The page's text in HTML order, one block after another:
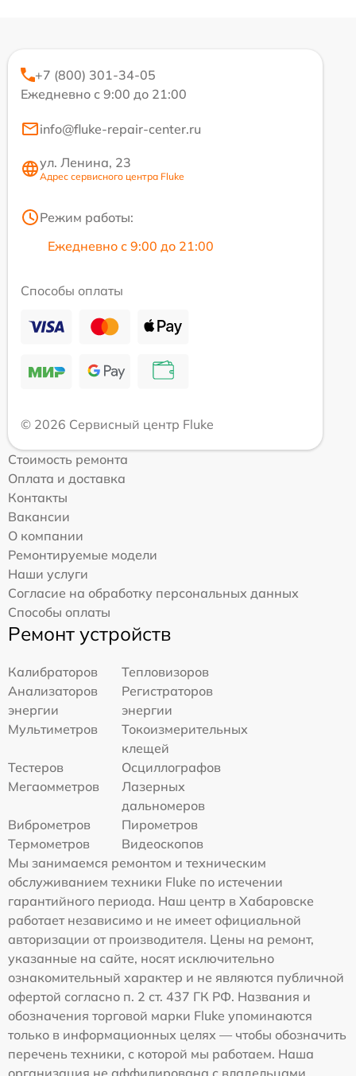
+7 (800) 301-34-05
Ежедневно с 9:00 до 21:00
info@fluke-repair-center.ru
ул. Ленина, 23
Адрес сервисного центра Fluke
Режим работы:
Ежедневно с 9:00 до 21:00
Способы оплаты
© 2026 Сервисный центр Fluke
Стоимость ремонта
Оплата и доставка
Контакты
Вакансии
О компании
Ремонтируемые модели
Наши услуги
Согласие на обработку персональных данных
Способы оплаты
Ремонт устройств
Калибраторов
Тепловизоров
Анализаторов
энергии
Регистраторов
энергии
Мультиметров
Токоизмерительных
клещей
Тестеров
Осциллографов
Мегаомметров
Лазерных
дальномеров
Виброметров
Пирометров
Термометров
Видеоскопов
Мы занимаемся ремонтом и техническим
обслуживанием техники Fluke по истечении
гарантийного периода. Наш центр в Хабаровске
работает независимо и не имеет официальной
авторизации от производителя. Цены на ремонт,
указанные на сайте, носят исключительно
ознакомительный характер и не являются публичной
офертой согласно п. 2 ст. 437 ГК РФ. Названия и
обозначения торговой марки Fluke упоминаются
только в информационных целях — чтобы обозначить
перечень техники, с которой мы работаем. Наша
организация не аффилирована с владельцами